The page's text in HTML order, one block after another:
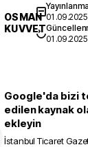
OSMAN
KUVVET
Yayınlanma
Google'da bizi
edilen kaynak
ekleyin
İstanbul Ticaret